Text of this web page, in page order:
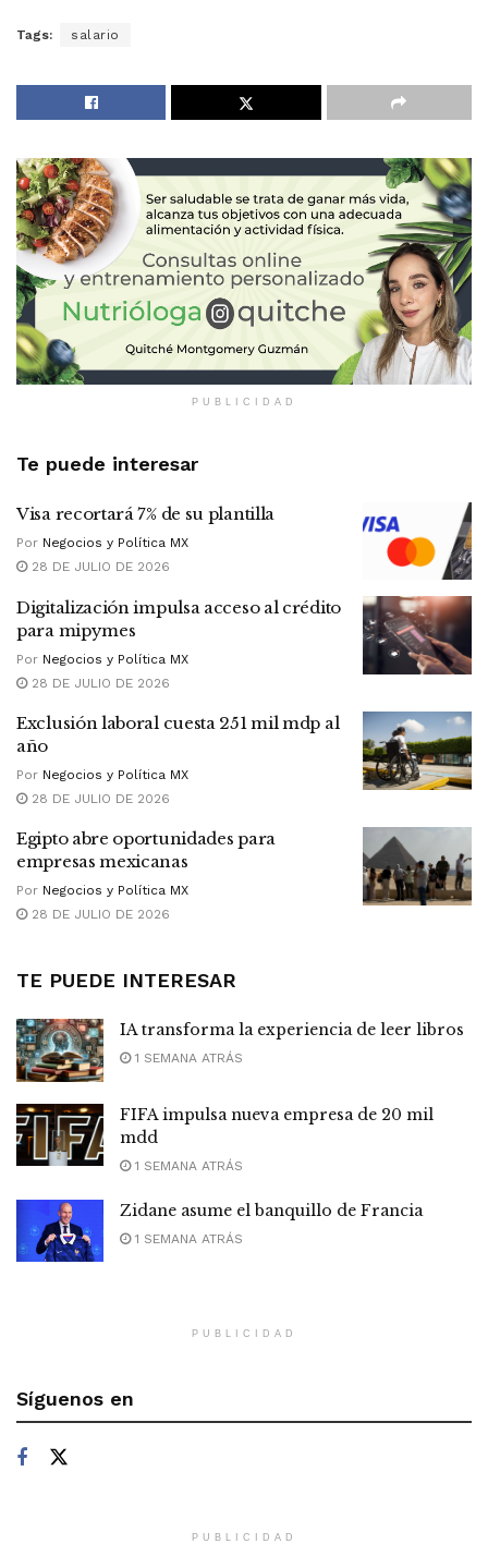
Tags: salario
PUBLICIDAD
Te puede interesar
Visa recortará 7% de su plantilla
Por Negocios y Política MX
28 DE JULIO DE 2026
Digitalización impulsa acceso al crédito
para mipymes
Por Negocios y Política MX
28 DE JULIO DE 2026
Exclusión laboral cuesta 251 mil mdp al
año
Por Negocios y Política MX
28 DE JULIO DE 2026
Egipto abre oportunidades para
empresas mexicanas
Por Negocios y Política MX
28 DE JULIO DE 2026
TE PUEDE INTERESAR
IA transforma la experiencia de leer libros
1 SEMANA ATRÁS
FIFA impulsa nueva empresa de 20 mil
mdd
1 SEMANA ATRÁS
Zidane asume el banquillo de Francia
1 SEMANA ATRÁS
PUBLICIDAD
Síguenos en
PUBLICIDAD